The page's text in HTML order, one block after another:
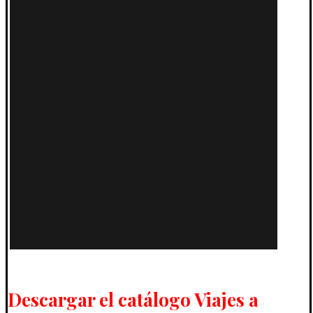
Descargar el catálogo Viajes a